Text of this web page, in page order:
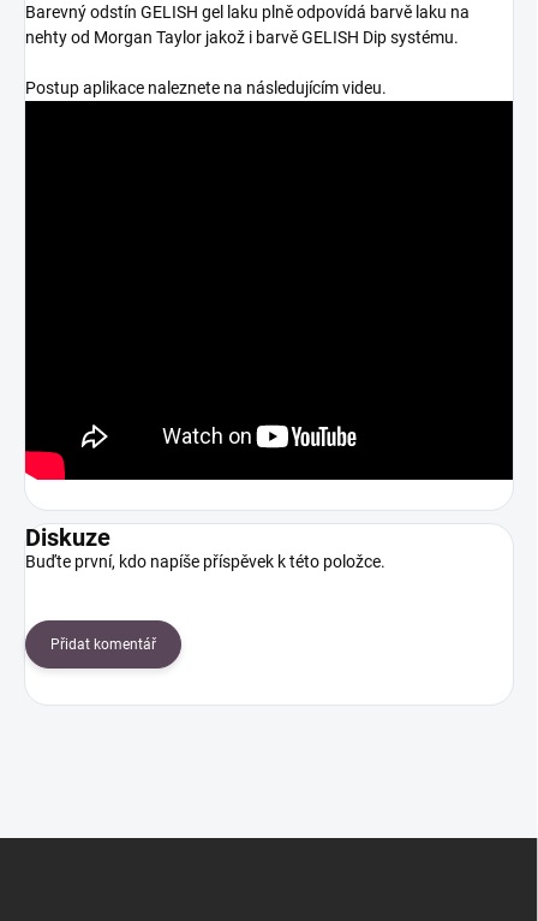
Barevný odstín GELISH gel laku plně odpovídá barvě laku na
nehty od Morgan Taylor jakož i barvě GELISH Dip systému.
Postup aplikace naleznete na následujícím videu.
Diskuze
Buďte první, kdo napíše příspěvek k této položce.
Přidat komentář